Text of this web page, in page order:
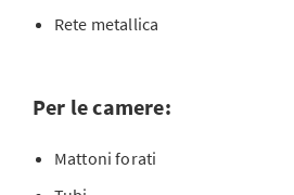
Rete metallica
Per le camere:
Mattoni forati